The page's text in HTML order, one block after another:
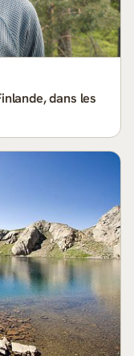
dans les